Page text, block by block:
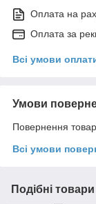
Оплата на
Оплата за
Всі умови
Умови
Повернення
Всі умови
Подібні